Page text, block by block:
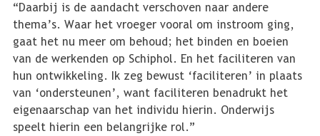
“Daarbij is de aandacht verschoven naar andere
thema’s. Waar het vroeger vooral om instroom ging,
gaat het nu meer om behoud; het binden en boeien
van de werkenden op Schiphol. En het faciliteren van
hun ontwikkeling. Ik zeg bewust ‘faciliteren’ in plaats
van ‘ondersteunen’, want faciliteren benadrukt het
eigenaarschap van het individu hierin. Onderwijs
speelt hierin een belangrijke rol.”